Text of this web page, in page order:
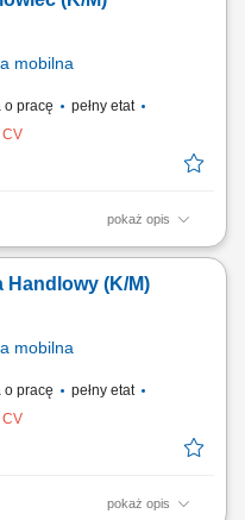
podstawowe, dzięki
agentem nieruchomości
mobilna
o pracę
pełny etat
pokaż opis
klientami firmy i dbanie o
nowych klientów i
dystrybucją listew i drzwi w
Handlowy (K/M)
mobilna
o pracę
pełny etat
pokaż opis